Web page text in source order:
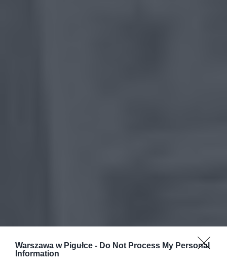
Warszawa w Pigułce - Do Not Process My Personal
Information